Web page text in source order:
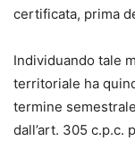
certificata, prima
Individuando tale
territoriale ha
termine
dall’art. 305 c.p.c.